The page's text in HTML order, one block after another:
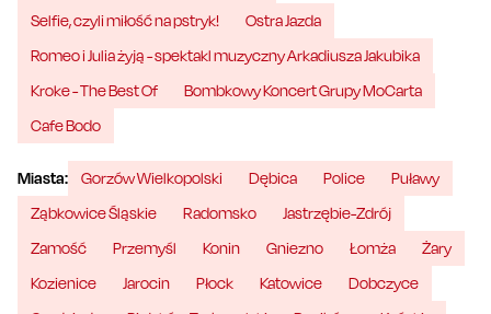
Selfie, czyli miłość na pstryk!
Ostra Jazda
Romeo i Julia żyją - spektakl muzyczny Arkadiusza Jakubika
Kroke - The Best Of
Bombkowy Koncert Grupy MoCarta
Cafe Bodo
Miasta: Gorzów Wielkopolski Dębica Police
Puławy
Ząbkowice Śląskie
Radomsko
Jastrzębie-Zdrój
Zamość
Przemyśl Konin Gniezno Łomża
Żary
Kozienice
Jarocin Płock Katowice
Dobczyce